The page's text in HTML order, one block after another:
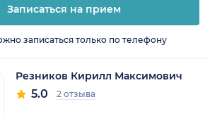
Записаться на прием
записаться только по телефону
Резников Кирилл Максимович
5.0 2 отзыва